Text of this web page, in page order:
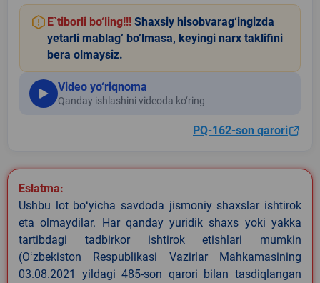
E`tiborli bo‘ling!!! Shaxsiy hisobvarag‘ingizda
yetarli mablag‘ bo‘lmasa, keyingi narx taklifini
bera olmaysiz.
Video yo‘riqnoma
Qanday ishlashini videoda ko‘ring
PQ-162-son qarori
Eslatma:
Ushbu lot boʻyicha savdoda jismoniy shaxslar ishtirok
eta olmaydilar. Har qanday yuridik shaxs yoki yakka
tartibdagi tadbirkor ishtirok etishlari mumkin
(Oʻzbekiston Respublikasi Vazirlar Mahkamasining
03.08.2021 yildagi 485-son qarori bilan tasdiqlangan